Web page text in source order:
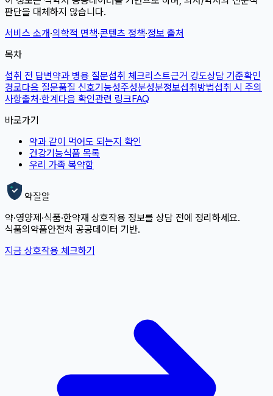
판단을 대체하지 않습니다.
서비스 소개·의학적 면책·콘텐츠 정책·정보 출처
목차
섭취 전 답변약과 병용 질문섭취 체크리스트근거 강도상담 기준확인
경로다음 질문품질 신호기능성주성분성분정보섭취방법섭취 시 주의
사항출처·한계다음 확인관련 링크FAQ
바로가기
약과 같이 먹어도 되는지 확인
건강기능식품 목록
우리 가족 복약함
약잘알
약·영양제·식품·한약재 상호작용 정보를 상담 전에 정리하세요.
식품의약품안전처 공공데이터 기반.
지금 상호작용 체크하기